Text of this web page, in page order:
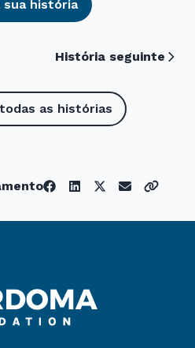
sua história
História seguinte
as histórias